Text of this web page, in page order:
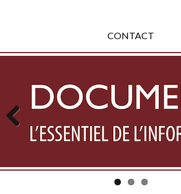
CONTACT
Previous